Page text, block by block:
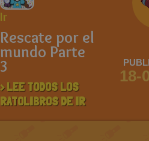
Ir
Rescate por el
mundo Parte
3
> LEE TODOS LOS
RATOLIBROS DE IR
18-